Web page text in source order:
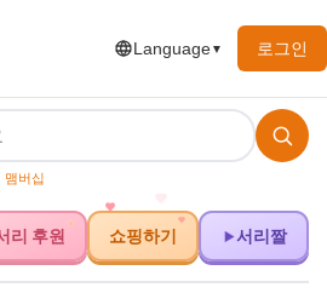
Language▼ 로그인
맴버십
리 후원 쇼핑하기 서리짤